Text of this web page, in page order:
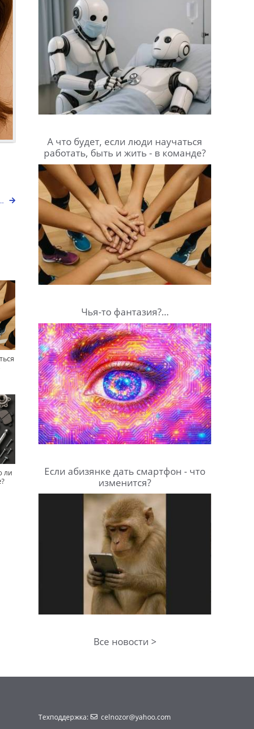
ли
А что будет, если люди научаться
работать, быть и жить - в команде?
Чья-то фантазия?...
Если абизянке дать смартфон - что
изменится?
Все новости >
Техподдержка: celnozor@yahoo.com